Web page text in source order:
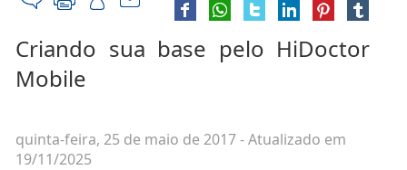
Criando sua base pelo HiDoctor
Mobile
quinta-feira, 25 de maio de 2017- Atualizado em
19/11/2025